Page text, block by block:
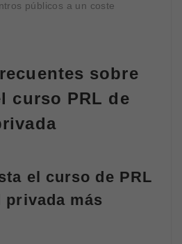
públicos a un coste
sobre
curso PRL de
el curso de PRL
privada más